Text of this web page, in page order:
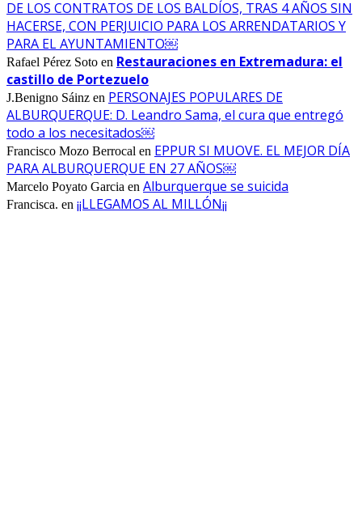
DE LOS CONTRATOS DE LOS BALDÍOS, TRAS 4 AÑOS SIN
HACERSE, CON PERJUICIO PARA LOS ARRENDATARIOS Y
PARA EL AYUNTAMIENTO￼
Rafael Pérez Soto en Restauraciones en Extremadura: el
castillo de Portezuelo
J.Benigno Sáinz en PERSONAJES POPULARES DE
ALBURQUERQUE: D. Leandro Sama, el cura que entregó
todo a los necesitados￼
Francisco Mozo Berrocal en EPPUR SI MUOVE. EL MEJOR DÍA
PARA ALBURQUERQUE EN 27 AÑOS￼
Marcelo Poyato Garcia en Alburquerque se suicida
Francisca. en ¡¡LLEGAMOS AL MILLÓN¡¡